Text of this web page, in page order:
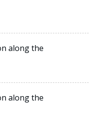
along the
along the